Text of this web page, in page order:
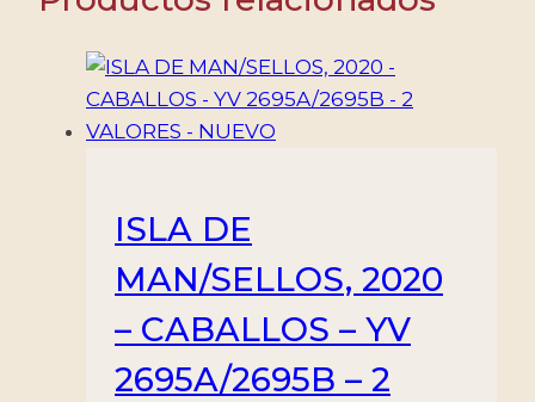
6
MINT
cantidad
ISLA DE
MAN/SELLOS, 2020
– CABALLOS – YV
2695A/2695B – 2